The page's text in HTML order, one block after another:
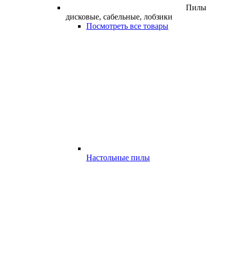
Пилы
дисковые, сабельные, лобзики
Посмотреть все товары
Настольные пилы